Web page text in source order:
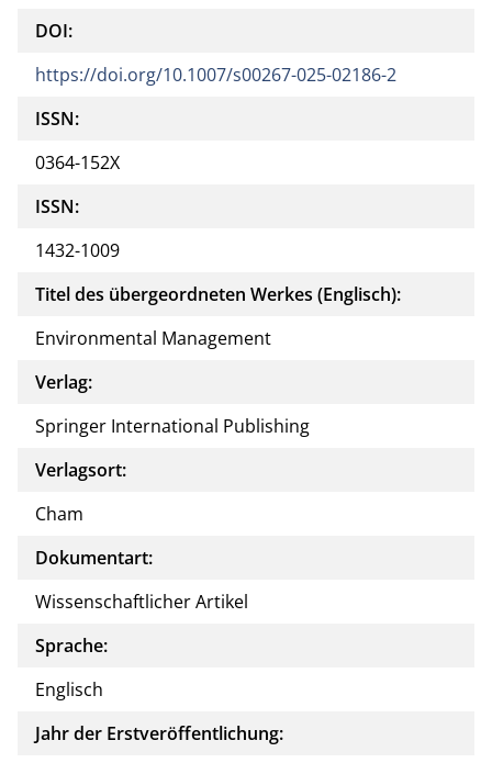
DOI:
https://doi.org/10.1007/s00267-025-02186-2
ISSN:
0364-152X
ISSN:
1432-1009
Titel des übergeordneten Werkes (Englisch):
Environmental Management
Verlag:
Springer International Publishing
Verlagsort:
Cham
Dokumentart:
Wissenschaftlicher Artikel
Sprache:
Englisch
Jahr der Erstveröffentlichung: